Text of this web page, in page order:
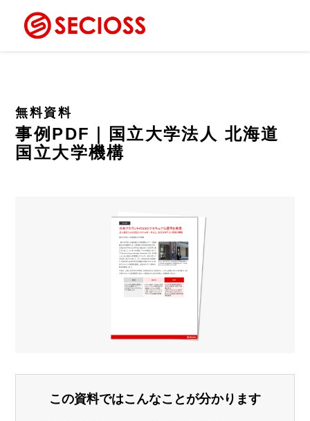
無料資料
事例PDF｜国立大学法人 北海道
国立大学機構
この資料ではこんなことが分かります